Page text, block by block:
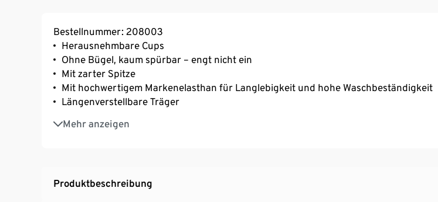
Bestellnummer: 208003
Herausnehmbare Cups
Ohne Bügel, kaum spürbar – engt nicht ein
Mit zarter Spitze
Mit hochwertigem Markenelasthan für Langlebigkeit und hohe Waschbeständigkeit
Längenverstellbare Träger
Mehr anzeigen
3-fach verstellbarer SoftSeal®-Häkchenverschluss
Produktbeschreibung